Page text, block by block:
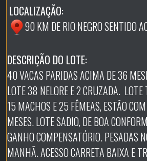
LOCALIZAÇÃO:
90 KM DE RIO NEGRO SENTIDO
DESCRIÇÃO DO LOTE:
40 VACAS PARIDAS ACIMA DE 36
LOTE 38 NELORE E 2 CRUZADA. LOTE
15 MACHOS E 25 FÊMEAS, ESTÃO
MESES. LOTE SADIO, DE BOA
GANHO COMPENSATÓRIO. PESADAS
MANHÃ. ACESSO CARRETA BAIXA E